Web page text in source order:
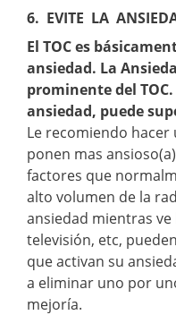
6. EVITE LA
El TOC es
ansiedad. La
prominente del
ansiedad, puede
Le recomiendo hacer
ponen mas
factores que
alto volumen de la
ansiedad mientras ve
televisión, etc,
que activan su
a eliminar uno por
mejoría.